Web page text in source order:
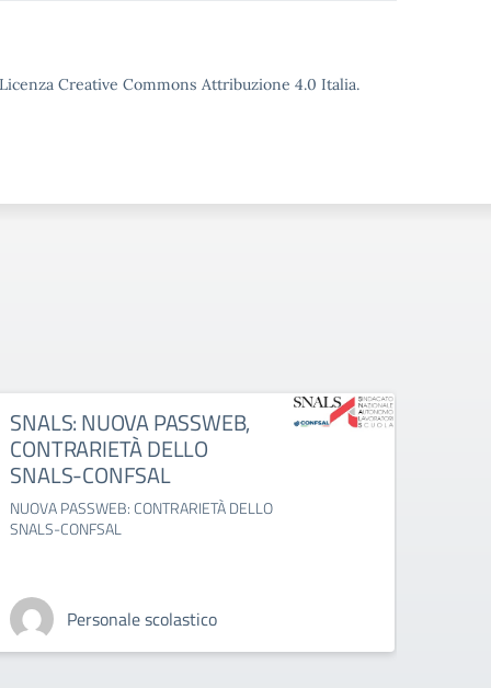
Creative Commons Attribuzione 4.0 Italia.
SNALS: NUOVA PASSWEB,
CONTRARIETÀ DELLO
SNALS-CONFSAL
NUOVA PASSWEB: CONTRARIETÀ DELLO
SNALS-CONFSAL
Personale scolastico